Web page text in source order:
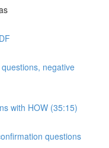
negative
with HOW (35:15)
questions